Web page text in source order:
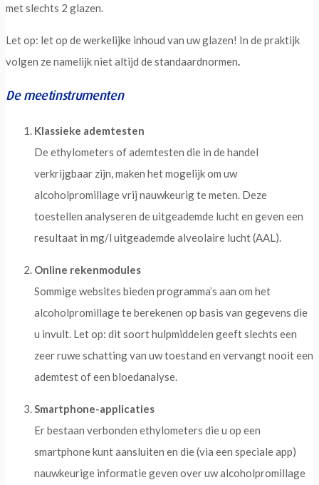
met slechts 2 glazen.
Let op: let op de werkelijke inhoud van uw glazen! In de praktijk
volgen ze namelijk niet altijd de standaardnormen.
De meetinstrumenten
Klassieke ademtesten
De ethylometers of ademtesten die in de handel
verkrijgbaar zijn, maken het mogelijk om uw
alcoholpromillage vrij nauwkeurig te meten. Deze
toestellen analyseren de uitgeademde lucht en geven een
resultaat in mg/l uitgeademde alveolaire lucht (AAL).
Online rekenmodules
Sommige websites bieden programma’s aan om het
alcoholpromillage te berekenen op basis van gegevens die
u invult. Let op: dit soort hulpmiddelen geeft slechts een
zeer ruwe schatting van uw toestand en vervangt nooit een
ademtest of een bloedanalyse.
Smartphone-applicaties
Er bestaan verbonden ethylometers die u op een
smartphone kunt aansluiten en die (via een speciale app)
nauwkeurige informatie geven over uw alcoholpromillage